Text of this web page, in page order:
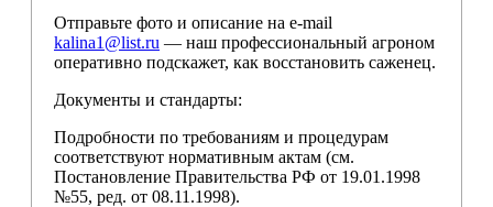
Отправьте фото и описание на e-mail
kalina1@list.ru — наш профессиональный агроном
оперативно подскажет, как восстановить саженец.
Документы и стандарты:
Подробности по требованиям и процедурам
соответствуют нормативным актам (см.
Постановление Правительства РФ от 19.01.1998
№55, ред. от 08.11.1998).